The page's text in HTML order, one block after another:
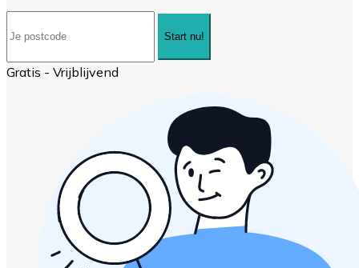
Start nu!
Gratis - Vrijblijvend